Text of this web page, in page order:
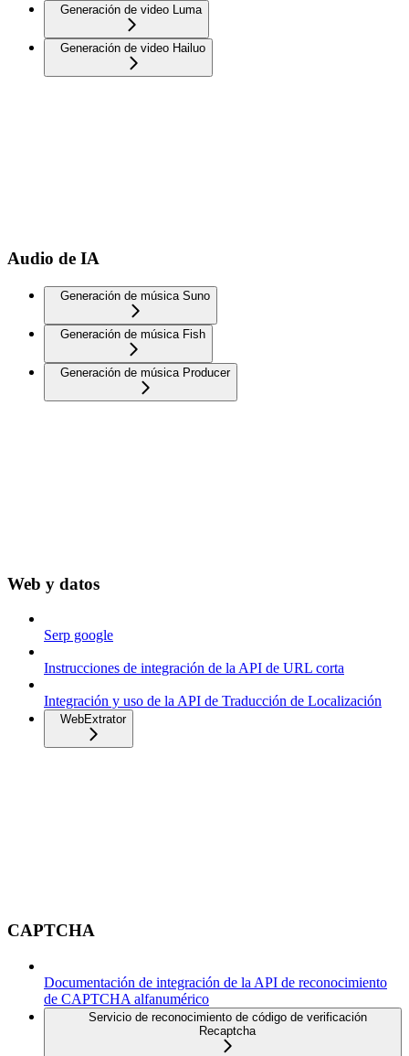
Generación de video Luma
Generación de video Hailuo
Audio de IA
Generación de música Suno
Generación de música Fish
Generación de música Producer
Web y datos
Serp google
Instrucciones de integración de la API de URL corta
Integración y uso de la API de Traducción de Localización
WebExtrator
CAPTCHA
Documentación de integración de la API de reconocimiento
de CAPTCHA alfanumérico
Servicio de reconocimiento de código de verificación
Recaptcha